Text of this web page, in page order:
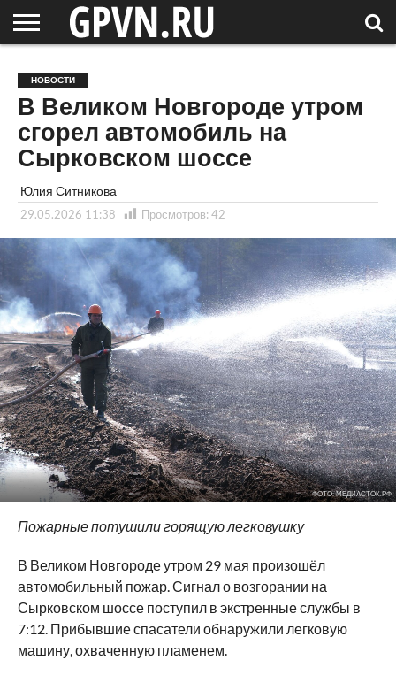
ОБЛАСТЬ
НОВОСТИ
СОСЕДЕЙ
РОССИЯ
/ МИР
СПЕЦПРОЕКТЫ
БЛОГ
СТАТЬИ
ФОТОРЕПОРТАЖИ
ИНТЕРВЬЮ
ОБЪЕКТЫ
ПОДБОРКИ
НОВОСТИ
В Великом Новгороде утром
сгорел автомобиль на
Сырковском шоссе
Юлия Ситникова
29.05.2026 11:38 Просмотров: 42
ФОТО: МЕДИАСТОК.РФ
Пожарные потушили горящую легковушку
В Великом Новгороде утром 29 мая произошёл
автомобильный пожар. Сигнал о возгорании на
Сырковском шоссе поступил в экстренные службы в
7:12. Прибывшие спасатели обнаружили легковую
машину, охваченную пламенем.